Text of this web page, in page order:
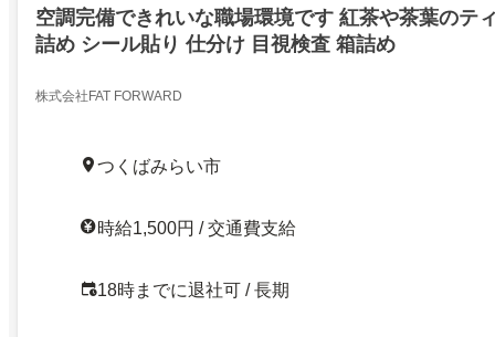
空調完備できれいな職場環境です 紅茶や茶葉のテ
詰め シール貼り 仕分け 目視検査 箱詰め
株式会社FAT FORWARD
つくばみらい市
時給1,500円 / 交通費支給
18時までに退社可 / 長期